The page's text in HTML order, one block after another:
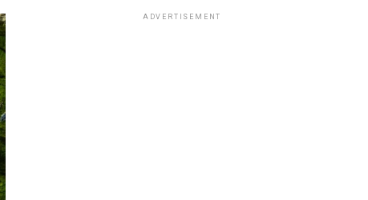
ADVERTISEMENT